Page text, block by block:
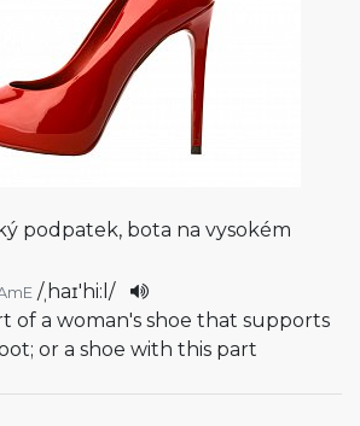
podpatek, bota na vysokém
/ˌhaɪ'hi:l /
of a woman's shoe that supports
or a shoe with this part